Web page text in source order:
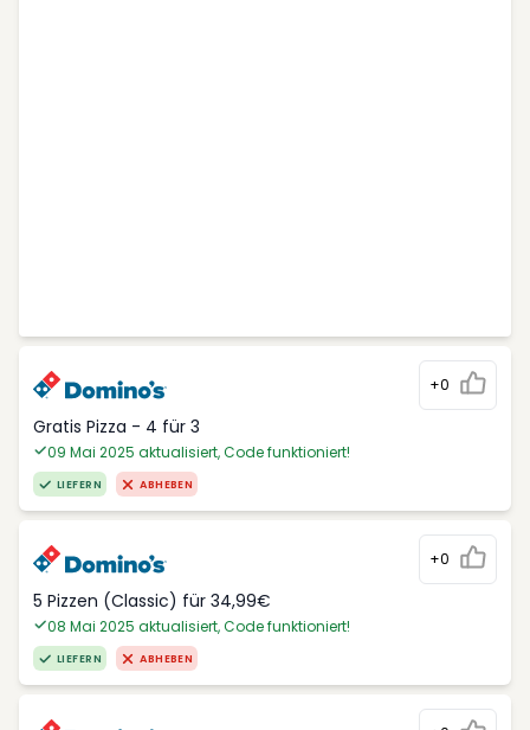
+0
Gratis Pizza - 4 für 3
09 Mai 2025 aktualisiert, Code funktioniert!
LIEFERN ABHEBEN
+0
5 Pizzen (Classic) für 34,99€
08 Mai 2025 aktualisiert, Code funktioniert!
LIEFERN ABHEBEN